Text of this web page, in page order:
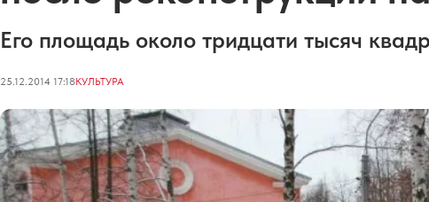
Его площадь около тридцати тысяч
25.12.2014 17:18КУЛЬТУРА